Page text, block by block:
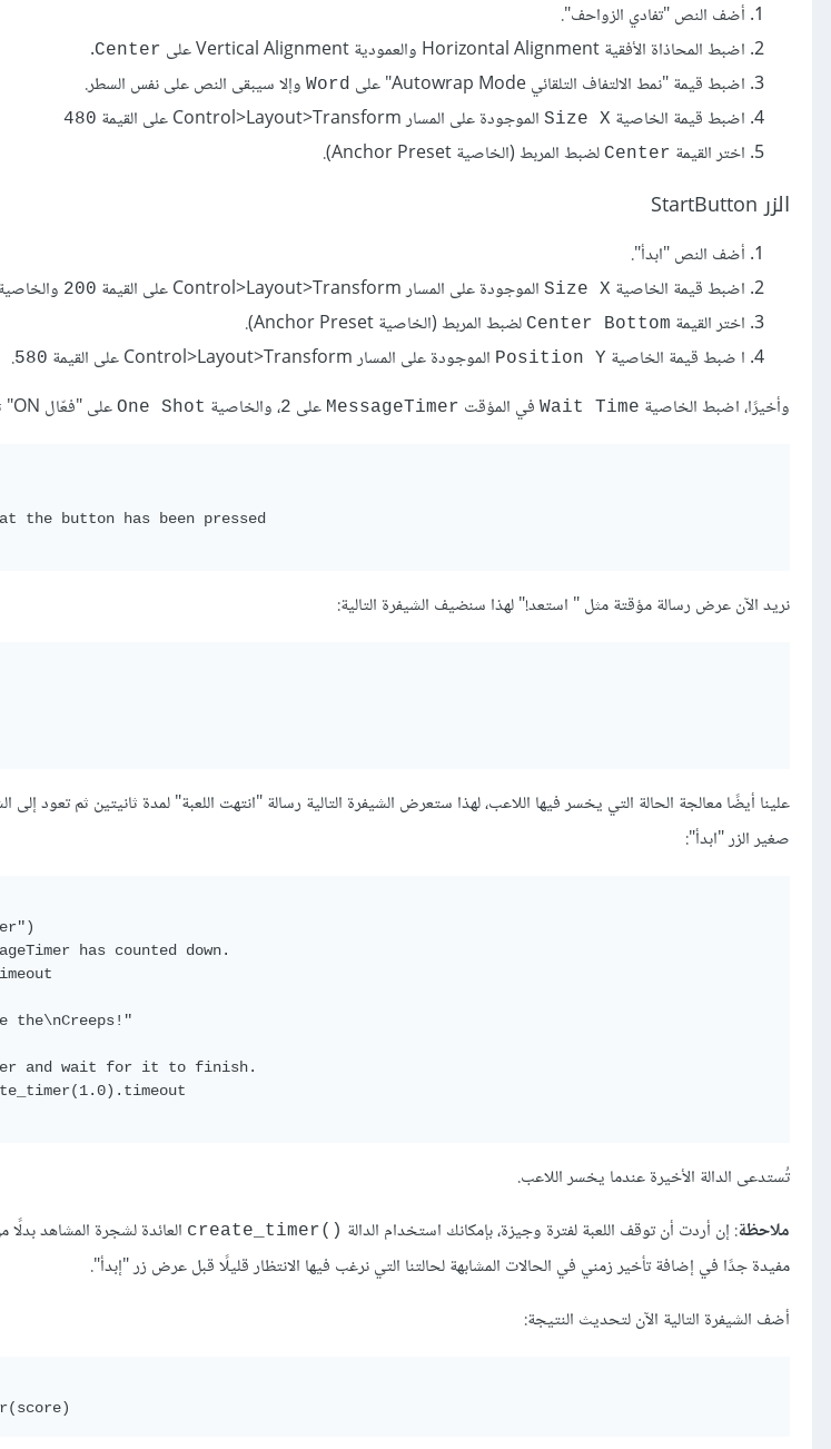
أضف النص "تفادي الزواحف".
اضبط المحاذاة اﻷفقية Horizontal Alignment والعمودية Vertical Alignment على
Center
.
اضبط قيمة "نمط الالتفاف التلقائي Autowrap Mode" على
Word وإلا سيبقى النص على نفس السطر.
اضبط قيمة الخاصية Size X الموجودة على المسار Control>Layout>Transform على القيمة 480
اختر القيمة Center لضبط المربط (الخاصية Anchor Preset).
الزر StartButton
أضف النص "ابدأ".
اضبط قيمة الخاصية Size X الموجودة على المسار Control>Layout>Transform على القيمة 200
اختر القيمة Center Bottom لضبط المربط (الخاصية Anchor Preset).
ا ضبط قيمة الخاصية Position Y الموجودة على المسار Control>Layout>Transform على القيمة 580
.
وأخيرًا، اضبط الخاصية Wait Time في المؤقت MessageTimer على 2، والخاصية One Shot على "فعّال ON" ثم أضف السكربت التالي إلى HUD:
the button has been pressed
نريد اﻵن عرض رسالة مؤقتة مثل " استعد!" لهذا سنضيف الشيفرة التالية:
علينا أيضًا معالجة الحالة التي يخسر فيها اللاعب، لهذا ستعرض الشيفرة التالية رسالة "انتهت اللعبة" لمدة ثانيتين ثم تعود
صغير الزر "ابدأ":
has counted down.
the\nCreeps!"
and wait for it to finish.
تُستدعى الدالة اﻷخيرة عندما يخسر اللاعب.
ملاحظة: إن أردت أن توقف اللعبة لفترة وجيزة، بإمكانك استخدام الدالة ()create_timer
العائدة لشجرة المشاهد
مفيدة جدًا في إضافة تأخير زمني في الحالات المشابهة لحالتنا التي نرغب فيها الانتظار قليلًا قبل عرض زر "إبدأ".
أضف الشيفرة التالية اﻵن لتحديث النتيجة: